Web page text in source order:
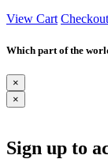
View Cart Checkout
Which part of the
×
×
Sign up to